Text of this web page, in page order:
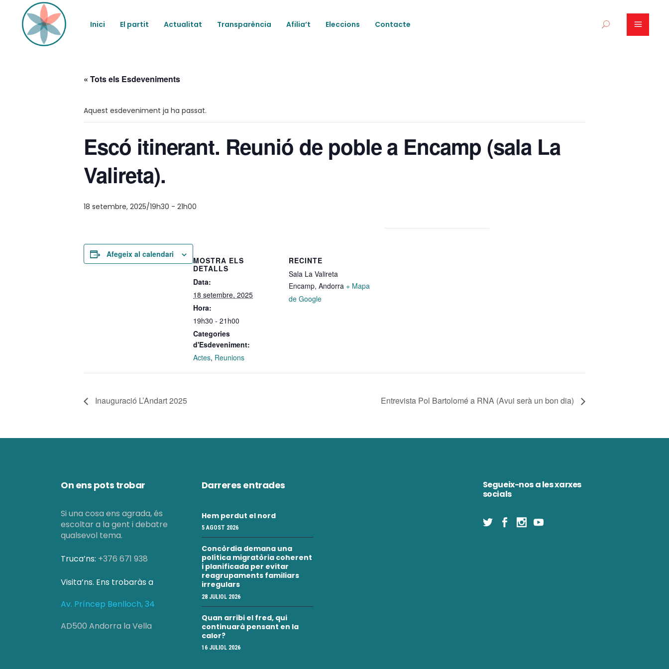
Inici El partit Actualitat Transparència Afilia’t Eleccions Contacte
« Tots els Esdeveniments
Aquest esdeveniment ja ha passat.
Escó itinerant. Reunió de poble a Encamp (sala La
Valireta).
18 setembre, 2025/19h30 - 21h00
Afegeix al calendari
MOSTRA ELS
DETALLS
Data:
18 setembre, 2025
Hora:
19h30 - 21h00
Categories
d'Esdeveniment:
Actes, Reunions
RECINTE
Sala La Valireta
Encamp, Andorra + Mapa
de Google
Inauguració L’Andart 2025 Entrevista Pol Bartolomé a RNA (Avui serà un bon dia)
On ens pots trobar
Si una cosa ens agrada, és
escoltar a la gent i debatre
qualsevol tema.
Truca’ns: +376 671 938
Visita’ns. Ens trobaràs a
Av. Príncep Benlloch, 34
AD500 Andorra la Vella
Darreres entrades
Hem perdut el nord
5 AGOST 2026
Concòrdia demana una
política migratòria coherent
i planificada per evitar
reagrupaments familiars
irregulars
28 JULIOL 2026
Quan arribi el fred, qui
continuarà pensant en la
calor?
16 JULIOL 2026
Segueix-nos a les xarxes
socials